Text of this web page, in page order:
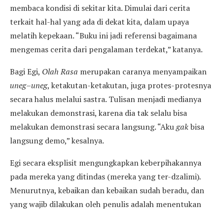
membaca kondisi di sekitar kita. Dimulai dari cerita
terkait hal-hal yang ada di dekat kita, dalam upaya
melatih kepekaan. “Buku ini jadi referensi bagaimana
mengemas cerita dari pengalaman terdekat,” katanya.
Bagi Egi, Olah Rasa merupakan caranya menyampaikan
uneg–uneg, ketakutan-ketakutan, juga protes-protesnya
secara halus melalui sastra. Tulisan menjadi medianya
melakukan demonstrasi, karena dia tak selalu bisa
melakukan demonstrasi secara langsung. “Akugakbisa
langsung demo,” kesalnya.
Egi secara eksplisit mengungkapkan keberpihakannya
pada mereka yang ditindas (mereka yang ter-dzalimi).
Menurutnya, kebaikan dan kebaikan sudah beradu, dan
yang wajib dilakukan oleh penulis adalah menentukan